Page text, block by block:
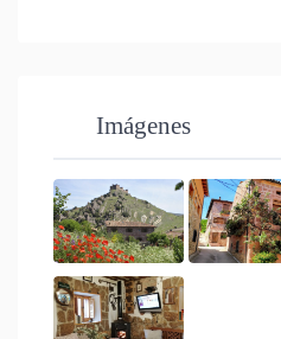
Imágenes